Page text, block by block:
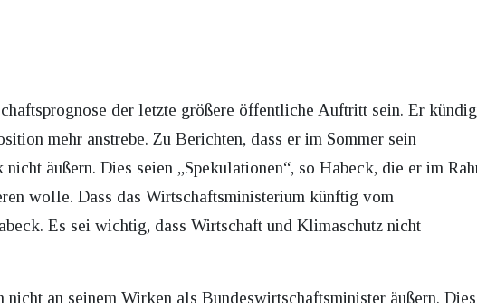
der letzte größere öffentliche Auftritt sein. Er
mehr anstrebe. Zu Berichten, dass er im Sommer sein
äußern. Dies seien „Spekulationen“, so Habeck, die er im
wolle. Dass das Wirtschaftsministerium künftig vom
Es sei wichtig, dass Wirtschaft und Klimaschutz nicht
an seinem Wirken als Bundeswirtschaftsminister äußern. Dies